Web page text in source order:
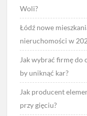
Woli?
Łódź nowe
nieruchomości w
Jak wybrać firmę do
by uniknąć kar?
Jak producent
przy gięciu?